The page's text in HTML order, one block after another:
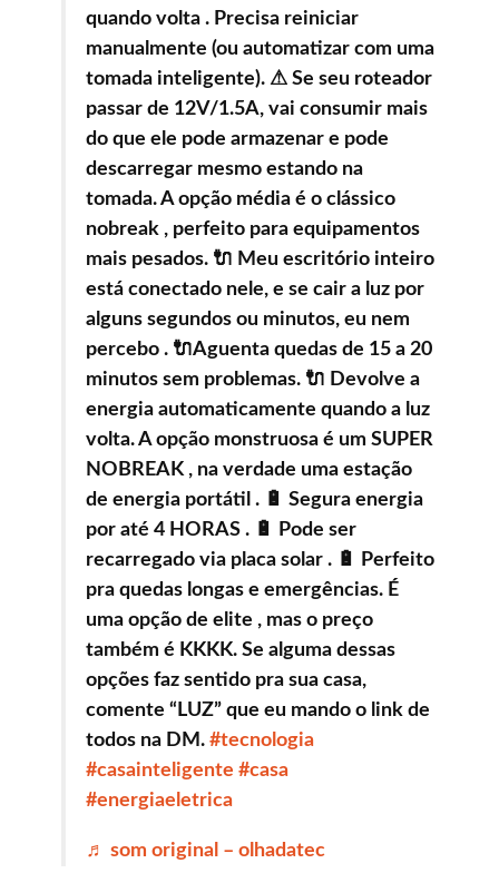
quando volta . Precisa reiniciar
manualmente (ou automatizar com uma
tomada inteligente). ⚠ Se seu roteador
passar de 12V/1.5A, vai consumir mais
do que ele pode armazenar e pode
descarregar mesmo estando na
tomada. A opção média é o clássico
nobreak , perfeito para equipamentos
mais pesados. 🔌 Meu escritório inteiro
está conectado nele, e se cair a luz por
alguns segundos ou minutos, eu nem
percebo . 🔌Aguenta quedas de 15 a 20
minutos sem problemas. 🔌 Devolve a
energia automaticamente quando a luz
volta. A opção monstruosa é um SUPER
NOBREAK , na verdade uma estação
de energia portátil . 🔋 Segura energia
por até 4 HORAS . 🔋 Pode ser
recarregado via placa solar . 🔋 Perfeito
pra quedas longas e emergências. É
uma opção de elite , mas o preço
também é KKKK. Se alguma dessas
opções faz sentido pra sua casa,
comente “LUZ” que eu mando o link de
todos na DM. #tecnologia
#casainteligente #casa
#energiaeletrica
♬ som original – olhadatec